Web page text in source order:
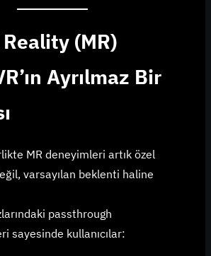
(MR)
Ayrılmaz Bir
MR deneyimleri artık özel
varsayılan beklenti haline
passthrough
sayesinde kullanıcılar: